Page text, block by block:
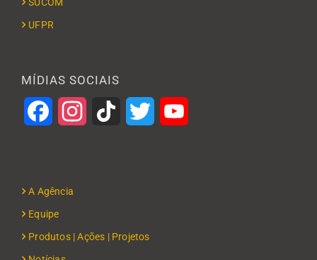
SUCOM
UFPR
MÍDIAS SOCIAIS
FacebookInstagramTikTok Twitter
A Agência
Equipe
Produtos | Ações | Projetos